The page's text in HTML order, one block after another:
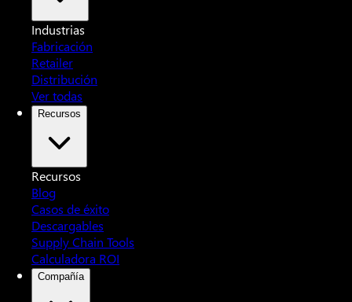
Industrias
Fabricación
Retailer
Distribución
Ver todas
Recursos
Recursos
Blog
Casos de éxito
Descargables
Supply Chain Tools
Calculadora ROI
Compañía